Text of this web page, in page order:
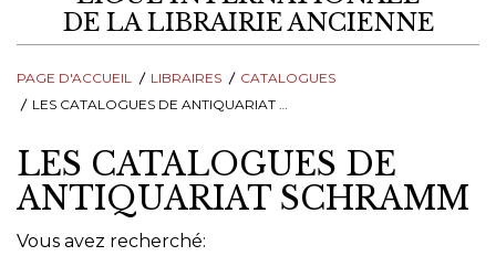
DE LA LIBRAIRIE ANCIENNE
PAGE D'ACCUEIL LIBRAIRES
CATALOGUES
LES CATALOGUES DE ANTIQUARIAT SCHRAMM
LES CATALOGUES DE
ANTIQUARIAT SCHRAMM
Vous avez recherché: